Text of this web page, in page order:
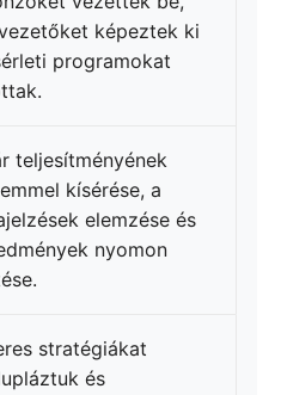
képeztek ki
programokat
teljesítményének
kísérése, a
elemzése és
nyomon
stratégiákat
és